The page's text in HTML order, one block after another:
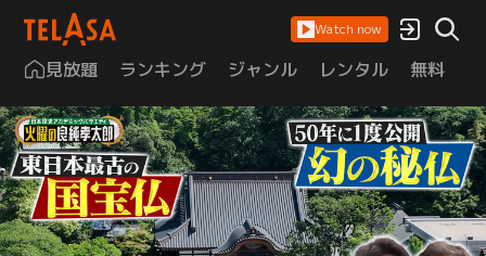
Watch now
見放題 ランキング ジャンル レンタル 無料